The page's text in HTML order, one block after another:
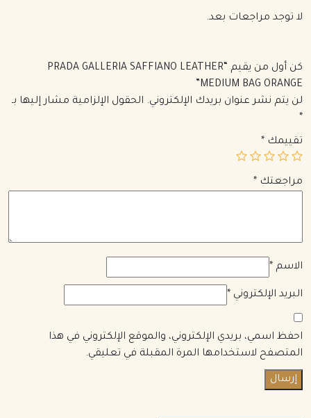
لا توجد مراجعات بعد.
كن أول من يقيم “PRADA GALLERIA SAFFIANO LEATHER
MEDIUM BAG ORANGE”
لن يتم نشر عنوان بريدك الإلكتروني. الحقول الإلزامية مشار إليها بـ
*
تقييمك *
مراجعتك *
الاسم *
البريد الإلكتروني *
احفظ اسمي، بريدي الإلكتروني، والموقع الإلكتروني في هذا
المتصفح لاستخدامها المرة المقبلة في تعليقي.